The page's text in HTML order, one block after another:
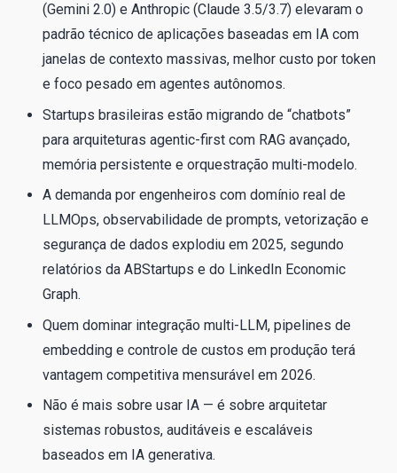
(Gemini 2.0) e Anthropic (Claude 3.5/3.7) elevaram o
padrão técnico de aplicações baseadas em IA com
janelas de contexto massivas, melhor custo por token
e foco pesado em agentes autônomos.
Startups brasileiras estão migrando de “chatbots”
para arquiteturas agentic-first com RAG avançado,
memória persistente e orquestração multi-modelo.
A demanda por engenheiros com domínio real de
LLMOps, observabilidade de prompts, vetorização e
segurança de dados explodiu em 2025, segundo
relatórios da ABStartups e do LinkedIn Economic
Graph.
Quem dominar integração multi-LLM, pipelines de
embedding e controle de custos em produção terá
vantagem competitiva mensurável em 2026.
Não é mais sobre usar IA — é sobre arquitetar
sistemas robustos, auditáveis e escaláveis
baseados em IA generativa.